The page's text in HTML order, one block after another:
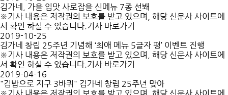
김가네, 가을 입맛 사로잡을 신메뉴 7종 선봬
※기사 내용은 저작권의 보호를 받고 있으며, 해당 신문사 사이트에
서 확인 하실 수 있습니다.기사 바로가기
2019-10-25
김가네 창립 25주년 기념해 ‘최애 메뉴 5글자 평’ 이벤트 진행
※기사 내용은 저작권의 보호를 받고 있으며, 해당 신문사 사이트에
서 확인 하실 수 있습니다.기사 바로가기
2019-04-16
"김밥으로 지구 3바퀴" 김가네 창립 25주년 맞아
※기사 내용은 저작권의 보호를 받고 있으며, 해당 신문사 사이트에